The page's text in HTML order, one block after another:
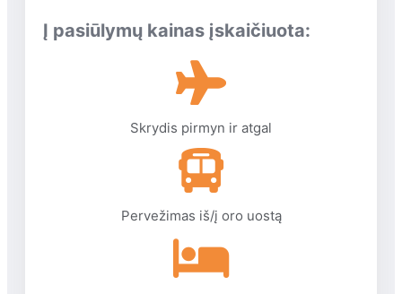
oro kondicionierius: yra
vonia arba dušas yra
internetas: Wi-Fi
vaikiškos kėdutės restorane yra
Paplūdimys
paplūdimyje: skėčiai, gultai
nemokamai (1 skėtis ir 2 gultai
Į pasiūlymų kainas įskaičiuota:
Skrydis pirmyn ir atgal
Pervežimas iš/į oro uostą